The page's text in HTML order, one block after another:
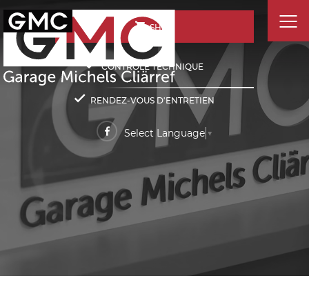
SHOP
CONTRÔLE TECHNIQUE
RENDEZ-VOUS D'ENTRETIEN
Select Language ▼